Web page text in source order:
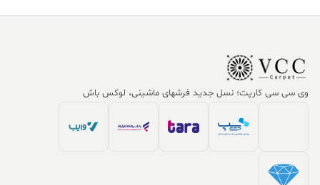
وی سی سی کارپت؛ نسل جدید فرشهای ماشینی، لوکس باش